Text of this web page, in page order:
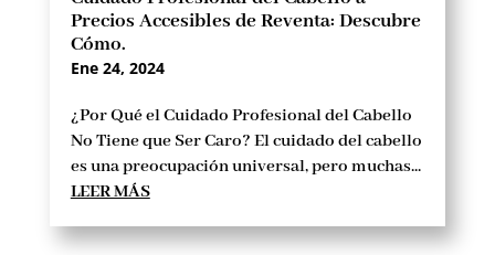
Precios Accesibles de Reventa: Descubre
Cómo.
Ene 24, 2024
¿Por Qué el Cuidado Profesional del Cabello
No Tiene que Ser Caro? El cuidado del cabello
es una preocupación universal, pero muchas...
LEER MÁS